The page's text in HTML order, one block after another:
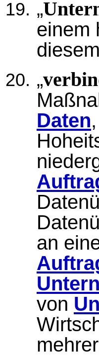
„
einem
„
Daten
an
von